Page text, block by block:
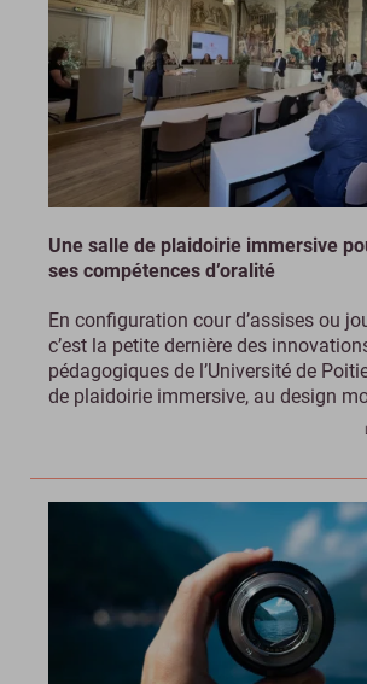
Une salle de plaidoirie immersive
ses compétences d’oralité
En configuration cour d’assises ou
c’est la petite dernière des
pédagogiques de l’Université de
de plaidoirie immersive, au design